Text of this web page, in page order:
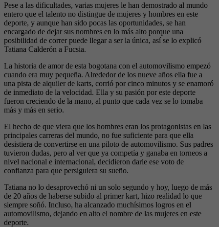
Pese a las dificultades, varias mujeres le han demostrado al mundo
entero que el talento no distingue de mujeres y hombres en este
deporte, y aunque han sido pocas las oportunidades, se han
encargado de dejar sus nombres en lo más alto porque una
posibilidad de correr puede llegar a ser la única, así se lo explicó
Tatiana Calderón a Fucsia.
La historia de amor de esta bogotana con el automovilismo empezó
cuando era muy pequeña. Alrededor de los nueve años ella fue a
una pista de alquiler de karts, corrió por cinco minutos y se enamoró
de inmediato de la velocidad. Ella y su pasión por este deporte
fueron creciendo de la mano, al punto que cada vez se lo tomaba
más y más en serio.
El hecho de que viera que los hombres eran los protagonistas en las
principales carreras del mundo, no fue suficiente para que ella
desistiera de convertirse en una piloto de automovilismo. Sus padres
tuvieron dudas, pero al ver que ya competía y ganaba en torneos a
nivel nacional e internacional, decidieron darle ese voto de
confianza para que persiguiera su sueño.
Tatiana no lo desaprovechó ni un solo segundo y hoy, luego de más
de 20 años de haberse subido al primer kart, hizo realidad lo que
siempre soñó. Incluso, ha alcanzado muchísimos logros en el
automovilismo, dejando en alto el nombre de las mujeres en este
deporte.